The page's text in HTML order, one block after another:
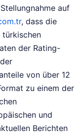
auf
, dass die
türkischen
der Rating-
von über 12
zu einem der
und
Berichten